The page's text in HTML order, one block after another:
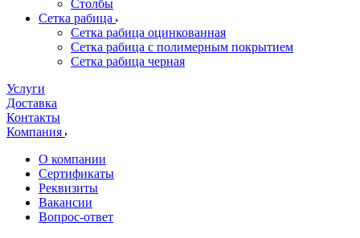
Столбы
Сетка рабица
Сетка рабица оцинкованная
Сетка рабица с полимерным покрытием
Сетка рабица черная
Услуги
Доставка
Контакты
Компания
О компании
Сертификаты
Реквизиты
Вакансии
Вопрос-ответ